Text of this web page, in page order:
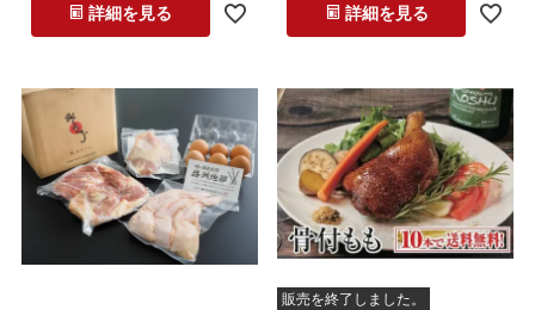
詳細を見る 詳細を見る
販売を終了しました。